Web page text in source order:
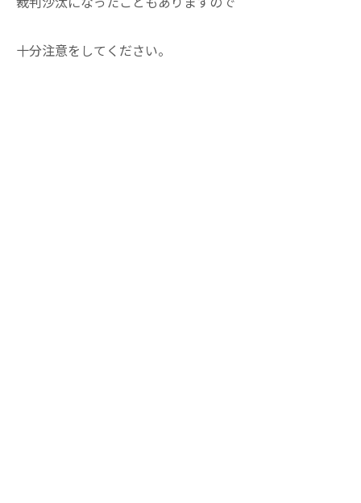
十分注意をしてください。